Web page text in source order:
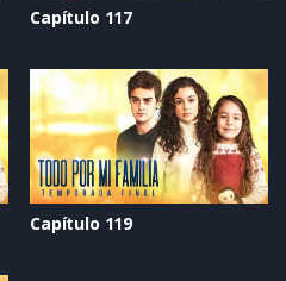
Capítulo 117
Capítulo 119